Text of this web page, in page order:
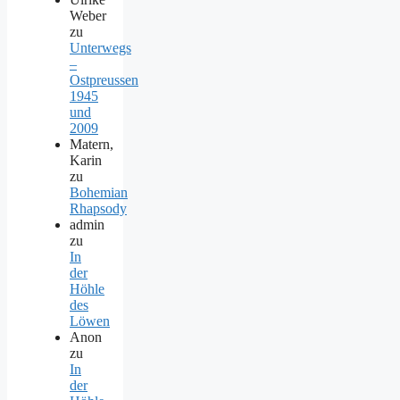
Weber
zu
Unterwegs
–
Ostpreussen
1945
und
2009
Matern,
Karin
zu
Bohemian
Rhapsody
admin
zu
In
der
Höhle
des
Löwen
Anon
zu
In
der